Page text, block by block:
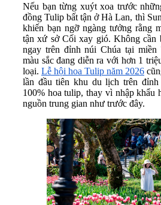
Nếu bạn từng xuýt xoa trước
đồng Tulip bất tận ở Hà Lan, thì
khiến bạn ngỡ ngàng tưởng rằng
tận xứ sở Cối xay gió. Không cần
ngay trên đỉnh núi Chúa tại miền
màu sắc đang diễn ra với hơn 1
loại. Lễ hội hoa Tulip năm 2026
lần đầu tiên khu du lịch trên
100% hoa tulip, thay vì nhập khẩu
nguồn trung gian như trước đây.